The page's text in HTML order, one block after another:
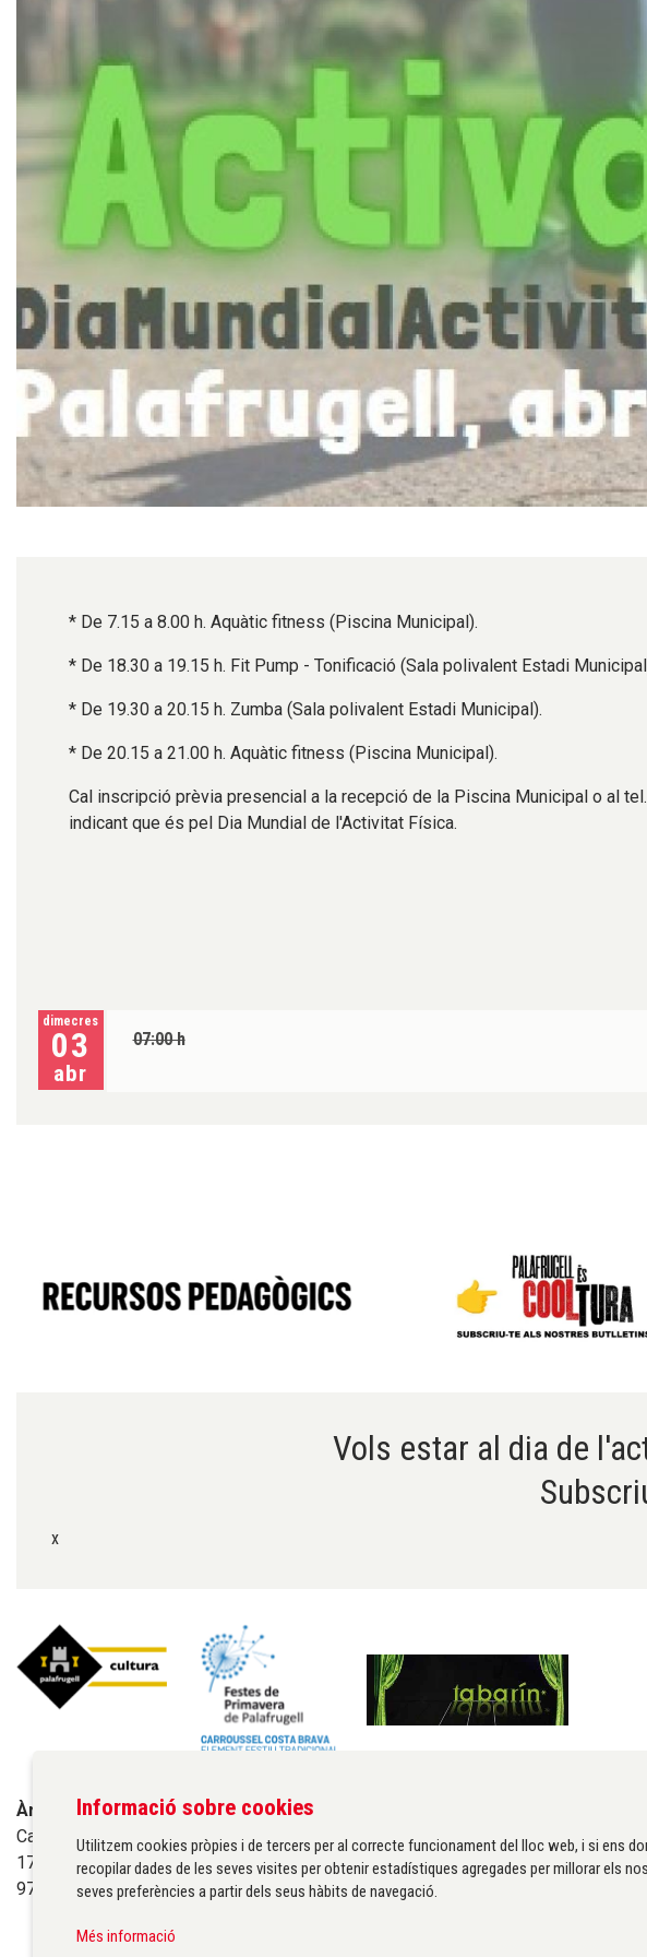
* De 7.15 a 8.00 h. Aquàtic fitness (Piscina Municipal).
* De 18.30 a 19.15 h. Fit Pump - Tonificació (Sala polivalent Estadi
* De 19.30 a 20.15 h. Zumba (Sala polivalent Estadi Municipal).
* De 20.15 a 21.00 h. Aquàtic fitness (Piscina Municipal).
Cal inscripció prèvia presencial a la recepció de la Piscina Municipal o al
indicant que és pel Dia Mundial de l'Activitat Física.
dimecres
03
abr
07:00 h
Vols estar al dia de
x
Àrea de cultura de l'Ajuntament de Palafrugell
Carrer Santa Margarida, 1
17200 Palafrugell
972 611 172 ·cultura@palafrugell.cat
Informació sobre cookies
Utilitzem cookies pròpies i de tercers per al correcte funcionament del lloc web, i si ens
recopilar dades de les seves visites per obtenir estadístiques agregades per millorar els
seves preferències a partir dels seus hàbits de navegació.
Més informació